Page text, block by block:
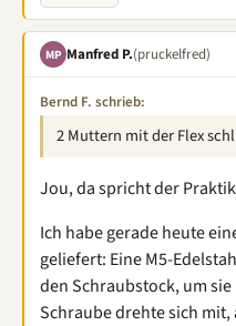
MP Manfred P.(pruckelfred)
Bernd F. schrieb:
2 Muttern mit der Flex
Jou, da spricht der
Ich habe gerade heute
geliefert: Eine M5-
den Schraubstock, um
Schraube drehte sich